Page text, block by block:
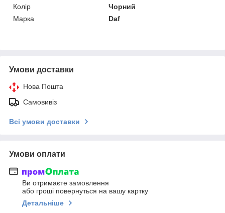
Колір
Чорний
Марка
Daf
Умови доставки
Нова Пошта
Самовивіз
Всі умови доставки
Умови оплати
Ви отримаєте замовлення
або гроші повернуться на вашу картку
Детальніше